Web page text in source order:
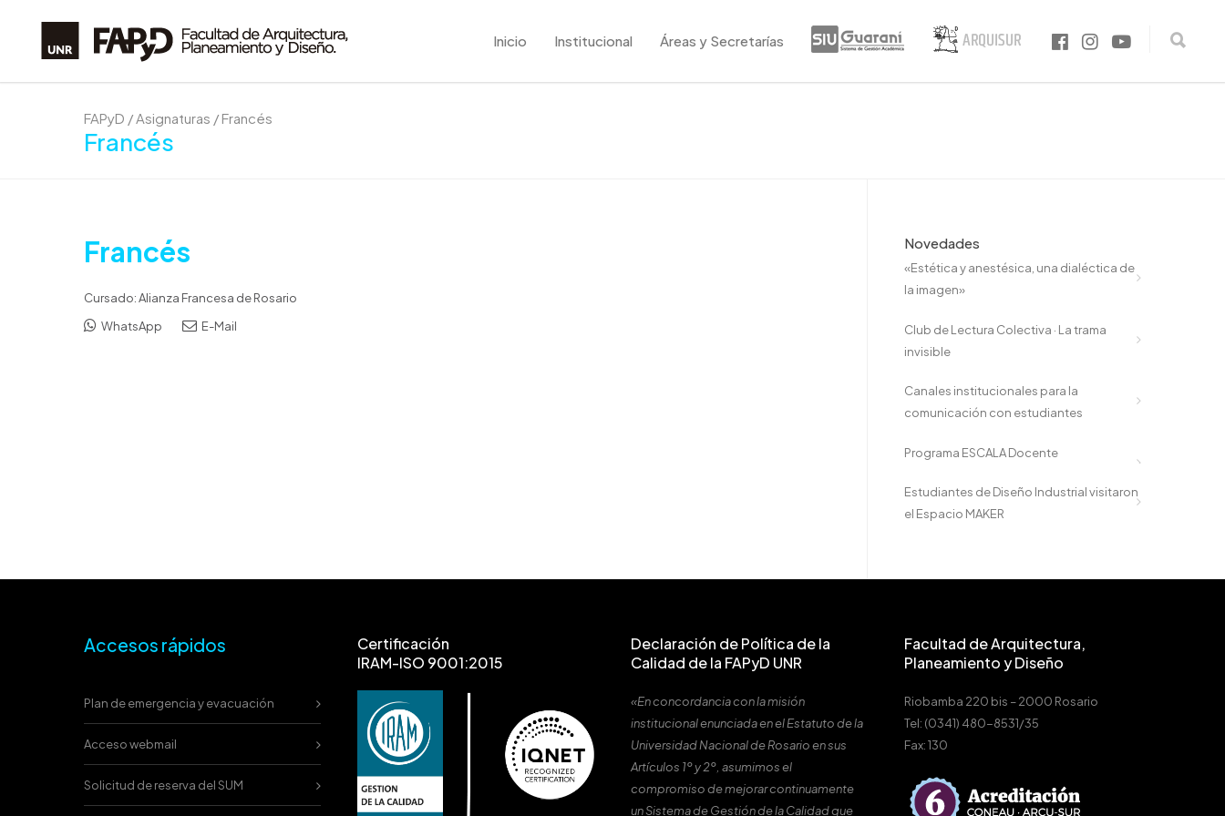
Inicio Institucional Áreas y Secretarías
FAPyD /Asignaturas / Francés
Francés
Francés
Cursado: Alianza Francesa de Rosario
WhatsApp
E-Mail
Novedades
«Estética y anestésica, una dialéctica de
la imagen»
Club de Lectura Colectiva · La trama
invisible
Canales institucionales para la
comunicación con estudiantes
Programa ESCALA Docente
Estudiantes de Diseño Industrial visitaron
el Espacio MAKER
Accesos rápidos
Plan de emergencia y evacuación
Acceso webmail
Solicitud de reserva del SUM
Certificación
IRAM-ISO 9001:2015
Declaración de Política de la
Calidad de la FAPyD UNR
«En concordancia con la misión
institucional enunciada en el Estatuto de la
Universidad Nacional de Rosario en sus
Artículos 1º y 2º, asumimos el
compromiso de mejorar continuamente
un Sistema de Gestión de la Calidad que
Facultad de Arquitectura,
Planeamiento y Diseño
Riobamba 220 bis – 2000 Rosario
Tel: (0341) 480-8531/35
Fax: 130